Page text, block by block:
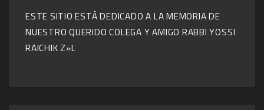
ESTE SITIO ESTÁ DEDICADO A LA MEMORIA DE
NUESTRO QUERIDO COLEGA Y AMIGO RABBI YOSSI
RAICHIK Z»L